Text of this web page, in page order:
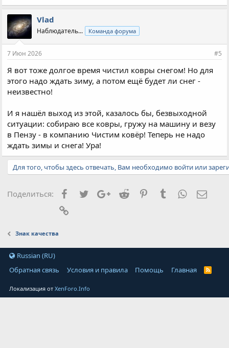
Vlad
Наблюдатель... Команда форума
7 Июн 2026 #5
Я вот тоже долгое время чистил ковры снегом! Но для
этого надо ждать зиму, а потом ещё будет ли снег -
неизвестно!
И я нашёл выход из этой, казалось бы, безвыходной
ситуации: собираю все ковры, гружу на машину и везу
в Пензу - в компанию Чистим ковёр! Теперь не надо
ждать зимы и снега! Ура!
Для того, чтобы здесь отвечать, Вам необходимо войти или
Поделиться: Facebook
TwitterGoogle+
Reddit PinterestTumblrWhatsApp
Знак качества
Russian (RU)
Обратная связь
Условия и правила Помощь Главная
Локализация отXenForo.Info